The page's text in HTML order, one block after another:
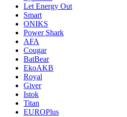
Let Energy Out
Smart
ONIKS
Power Shark
AFA
Cougar
BatBear
EkoAKB
Royal
Giver
Istok
Titan
EUROPlus